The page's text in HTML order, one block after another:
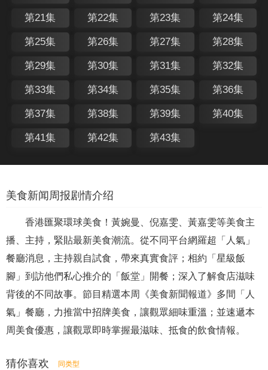
第21集 第22集 第23集 第24集
第25集 第26集 第27集 第28集
第29集 第30集 第31集 第32集
第33集 第34集 第35集 第36集
第37集 第38集 第39集 第40集
第41集 第42集 第43集
美食新闻周报剧情介绍
香港匯聚環球美食！黃婉曼、倪嘉雯、黃嘉雯等美食主
播、主持，緊貼最新美食潮流。從不同平台網羅超「人氣」
餐廳消息，主持親自試食，帶來真實食評；相約「星級飯
腳」到訪他們私心推介的「飯堂」開餐；深入了解食店滋味
背後的不同故事。節目精選本周《美食新聞報道》多間「人
氣」餐廳，力推當中招牌美食，讓觀眾細味重溫；並速遞本
周美食優惠，讓觀眾即時掌握最滋味、抵食的飲食情報。
猜你喜欢 同类型